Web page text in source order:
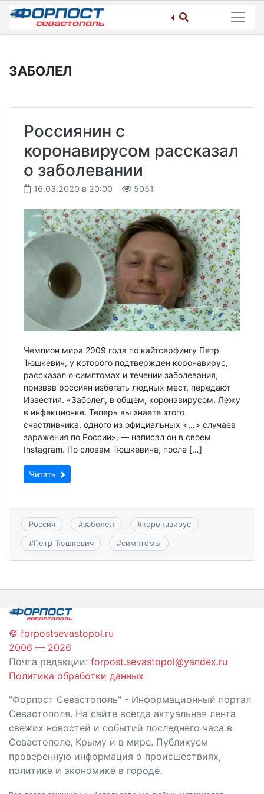
Skip
content
ЗАБОЛЕЛ
Россиянин с
коронавирусом рассказал
о заболевании
16.03.2020 в 20:00 5051
Чемпион мира 2009 года по кайтсерфингу Петр
Тюшкевич, у которого подтвержден коронавирус,
рассказал о симптомах и течении заболевания,
призвав россиян избегать людных мест, передают
Известия. «Заболел, в общем, коронавирусом. Лежу
в инфекционке. Теперь вы знаете этого
счастливчика, одного из официальных <…> случаев
заражения по России», — написал он в своем
Instagram. По словам Тюшкевича, после […]
Читать
Россия #заболел #коронавирус
#Петр Тюшкевич #симптомы
© forpostsevastopol.ru
2006 — 2026
Почта редакции: forpost.sevastopol@yandex.ru
Политика обработки данных
"Форпост Севастополь" - Информационный портал
Севастополя. На сайте всегда актуальная лента
свежих новостей и событий последнего часа в
Севастополе, Крыму и в мире. Публикуем
проверенную информация о происшествиях,
политике и экономике в городе.